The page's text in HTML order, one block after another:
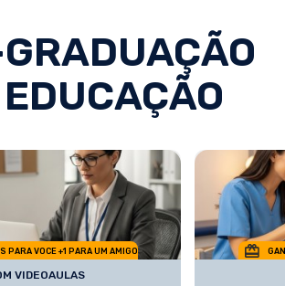
PARA VOCE +1 PARA UM AMIGO
VIDEOAULAS